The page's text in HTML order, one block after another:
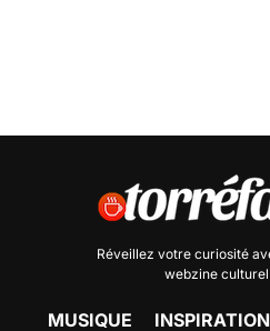
Réveillez votre curiosité
webzine culturel
MUSIQUE INSPIRATION